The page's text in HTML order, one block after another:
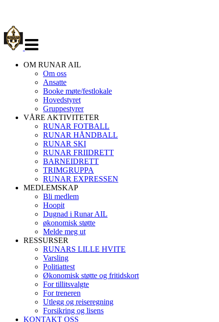
navigasjon
OM RUNAR AIL
Om oss
Ansatte
Booke møte/festlokale
Hovedstyret
Gruppestyrer
VÅRE AKTIVITETER
RUNAR FOTBALL
RUNAR HÅNDBALL
RUNAR SKI
RUNAR FRIIDRETT
BARNEIDRETT
TRIMGRUPPA
RUNAR EXPRESSEN
MEDLEMSKAP
Bli medlem
Hoopit
Dugnad i Runar AIL
økonomisk støtte
Melde meg ut
RESSURSER
RUNARS LILLE HVITE
Varsling
Politiattest
Økonomisk støtte og fritidskort
For tillitsvalgte
For treneren
Utlegg og reiseregning
Forsikring og lisens
KONTAKT OSS